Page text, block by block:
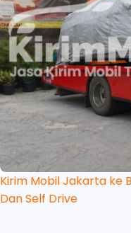
Kirim Mobil Jakarta ke
Dan Self Drive